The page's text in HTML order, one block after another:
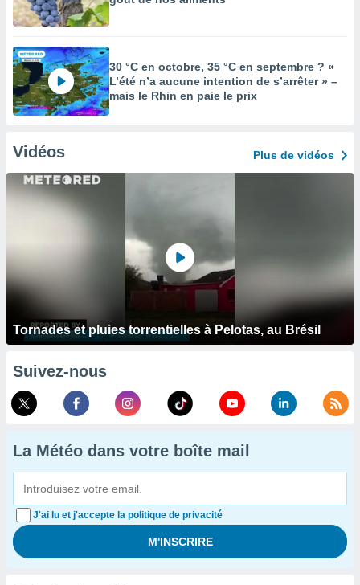
30 °C en octobre, 35 °C en septembre ? «
L’été n’a aucune intention de s’arrêter » –
mais le Rhin en paie le prix
Vidéos Plus de vidéos
Tornades et pluies torrentielles à Pelotas, au Brésil
Suivez-nous
La Météo dans votre boîte mail
J'ai lu et j'accepte la politique de privacité